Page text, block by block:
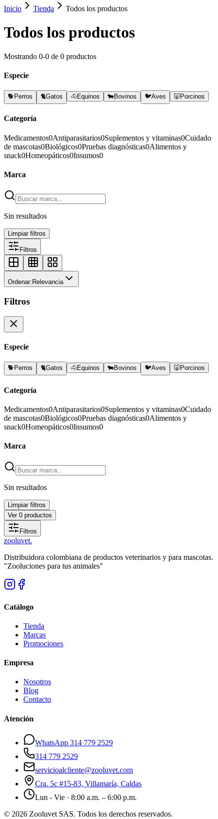
Inicio
Tienda Todos los productos
Todos los productos
Mostrando 0-0 de 0 productos
Especie
🐕 Perros 🐈Gatos 🐴Equinos 🐄Bovinos 🐦Aves 🐷 Porcinos
Categoría
Medicamentos0Antiparasitarios0Suplementos y vitaminas0Cuidado
de mascotas0Biológicos0Pruebas diagnósticas0Alimentos y
snack0Homeopáticos0Insumos0
Marca
Sin resultados
Limpiar filtros
Filtros
Ordenar: Relevancia
Filtros
Especie
🐕 Perros 🐈Gatos 🐴Equinos 🐄Bovinos 🐦Aves 🐷 Porcinos
Categoría
Medicamentos0Antiparasitarios0Suplementos y vitaminas0Cuidado
de mascotas0Biológicos0Pruebas diagnósticas0Alimentos y
snack0Homeopáticos0Insumos0
Marca
Sin resultados
Limpiar filtros
Ver 0 productos
Filtros
zooluvet.
Distribuidora colombiana de productos veterinarios y para mascotas.
"Zooluciones para tus animales"
Catálogo
Tienda
Marcas
Promociones
Empresa
Nosotros
Blog
Contacto
Atención
WhatsApp 314 779 2529
314 779 2529
servicioalcliente@zooluvet.com
Cra. 5c #15-83, Villamaría, Caldas
Lun - Vie · 8:00 a.m. – 6:00 p.m.
© 2026 Zooluvet SAS. Todos los derechos reservados.